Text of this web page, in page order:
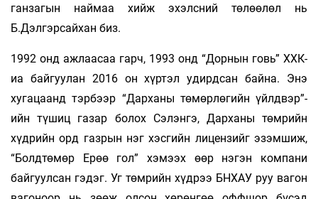
ганзагын наймаа хийж эхэлсний төлөөлөл нь
Б.Дэлгэрсайхан биз.
1992 онд ажлаасаа гарч, 1993 онд “Дорнын говь” ХХК-
иа байгуулан 2016 он хүртэл удирдсан байна. Энэ
хугацаанд тэрбээр “Дарханы төмөрлөгийн үйлдвэр”-
ийн түшиц газар болох Сэлэнгэ, Дарханы төмрийн
хүдрийн орд газрын нэг хэсгийн лицензийг эзэмшиж,
“Болдтөмөр Ерөө гол” хэмээх өөр нэгэн компани
байгуулсан гэдэг. Уг төмрийн хүдрээ БНХАУ руу вагон